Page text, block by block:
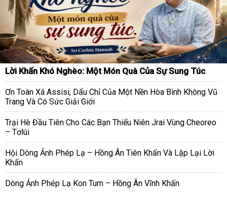
Lời Khấn Khó Nghèo: Một Món Quà Của Sự Sung Túc
Ơn Toàn Xá Assisi, Dấu Chỉ Của Một Nền Hòa Bình Không Vũ
Trang Và Có Sức Giải Giới
Trại Hè Đầu Tiên Cho Các Bạn Thiếu Niên Jrai Vùng Cheoreo
– Tơlúi
Hội Dòng Ảnh Phép Lạ – Hồng Ân Tiên Khấn Và Lặp Lại Lời
Khấn
Dòng Ảnh Phép Lạ Kon Tum – Hồng Ân Vĩnh Khấn